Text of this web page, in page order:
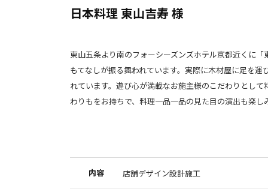
日本料理 東山吉寿 様
東山五条より南のフォーシーズンズホテル京都近くに
もてなしが振る舞われています。実際に木材屋に足を
れています。遊び心が満載なお施主様のこだわりとし
わりもをお持ちで、料理一品一品の見た目の演出も楽
内容 店舗デザイン設計施工